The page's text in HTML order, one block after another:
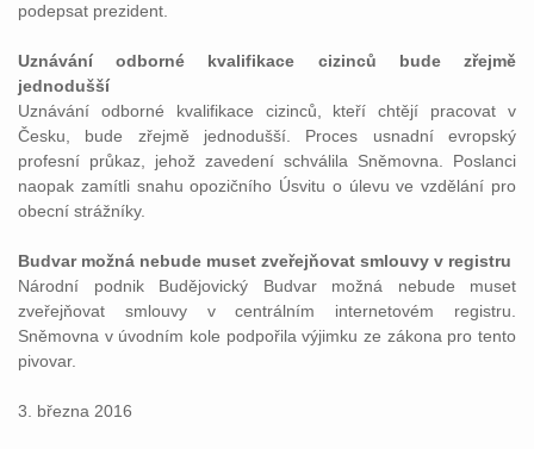
podepsat prezident.
Uznávání odborné kvalifikace cizinců bude zřejmě
jednodušší
Uznávání odborné kvalifikace cizinců, kteří chtějí pracovat v
Česku, bude zřejmě jednodušší. Proces usnadní evropský
profesní průkaz, jehož zavedení schválila Sněmovna. Poslanci
naopak zamítli snahu opozičního Úsvitu o úlevu ve vzdělání pro
obecní strážníky.
Budvar možná nebude muset zveřejňovat smlouvy v registru
Národní podnik Budějovický Budvar možná nebude muset
zveřejňovat smlouvy v centrálním internetovém registru.
Sněmovna v úvodním kole podpořila výjimku ze zákona pro tento
pivovar.
3. března 2016